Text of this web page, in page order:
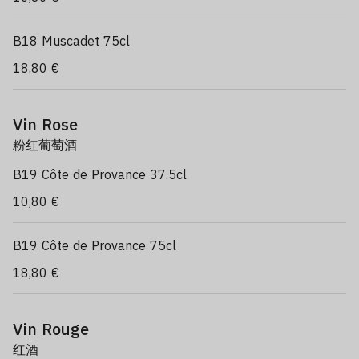
B18 Muscadet 75cl
18,80 €
Vin Rose
粉红葡萄酒
B19 Côte de Provance 37.5cl
10,80 €
B19 Côte de Provance 75cl
18,80 €
Vin Rouge
红酒